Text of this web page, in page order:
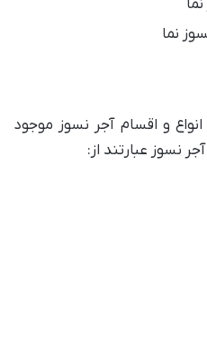
نما
و اقسام آجر نسوز موجود
نسوز عبارتند از: